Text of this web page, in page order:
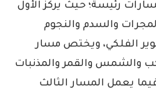
رئيسة؛ حيث يركز الأول
والسدم والنجوم
الفلكي، ويختص مسار
والشمس والقمر والمذنبات
يعمل المسار الثالث